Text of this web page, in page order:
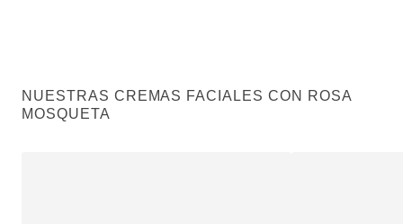
NUESTRAS CREMAS FACIALES CON ROSA
MOSQUETA